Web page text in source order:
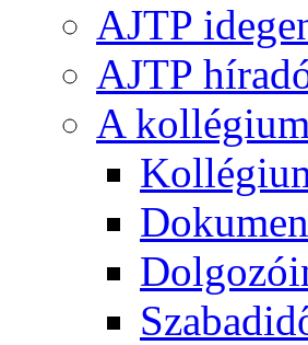
AJTP
AJTP
A kollégium